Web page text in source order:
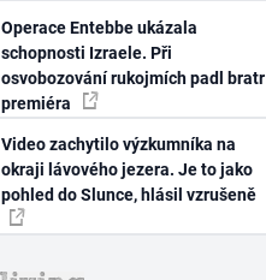
Operace Entebbe ukázala
schopnosti Izraele. Při
osvobozování rukojmích padl bratr
premiéra
Video zachytilo výzkumníka na
okraji lávového jezera. Je to jako
pohled do Slunce, hlásil vzrušeně